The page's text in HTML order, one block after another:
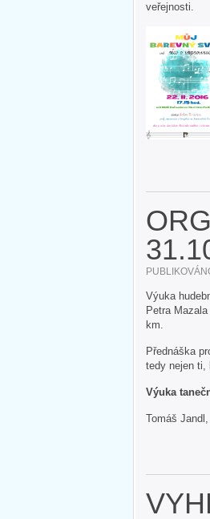
veřejnosti.
Výuka
Petra
km.
Přednáška
tedy nejen ti,
Výuka
Tomáš